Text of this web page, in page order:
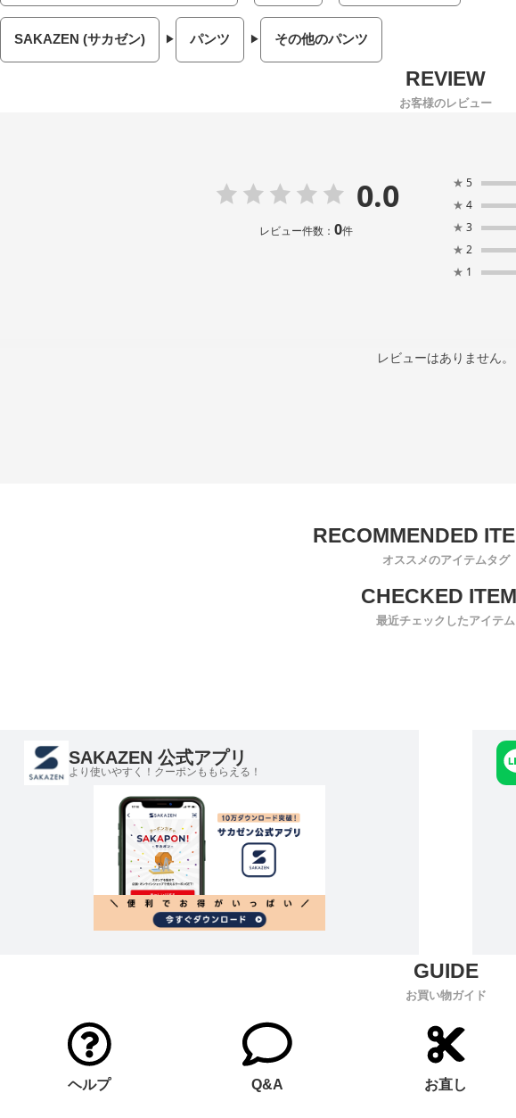
SAKAZEN (サカゼン) パンツ その他のパンツ
お客様のレビュー
0.0
レビュー件数： 0件
★ 5
★ 4
★ 3
★ 2
★ 1
レビューはありません。
オススメのアイテムタグ
最近チェックしたアイテム
SAKAZEN 公式アプリ
より使いやすく！クーポンももらえる！
お買い物ガイド
ヘルプ Q&A お直し